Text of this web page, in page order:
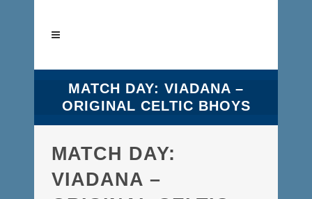
MATCH DAY: VIADANA –
ORIGINAL CELTIC BHOYS
MATCH DAY:
VIADANA –